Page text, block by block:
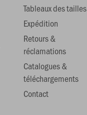
Tableaux des tailles
Expédition
Retours &
réclamations
Catalogues &
téléchargements
Contact